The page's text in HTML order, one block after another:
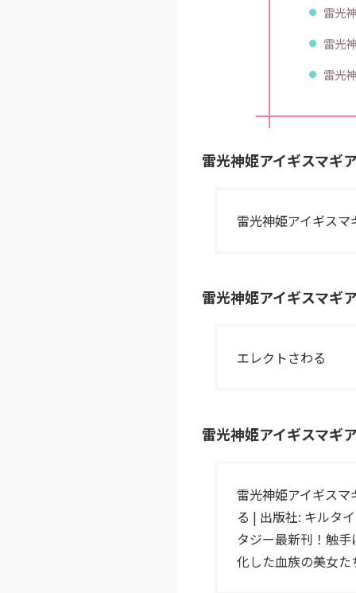
雷光
雷光
雷光
雷光神姫アイギスマ
雷光神姫アイギス
雷光神姫アイギスマ
エレクトさわる
雷光神姫アイギスマ
雷光神姫アイギス
る | 出版社: キルタ
タジー最新刊！触
化した血族の美女